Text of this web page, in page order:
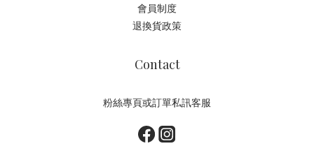
會員制度
退換貨政策
Contact
粉絲專頁或訂單私訊客服